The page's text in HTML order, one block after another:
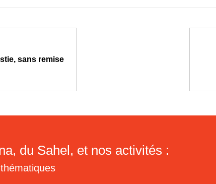
sans remise
du Sahel, et nos activités :